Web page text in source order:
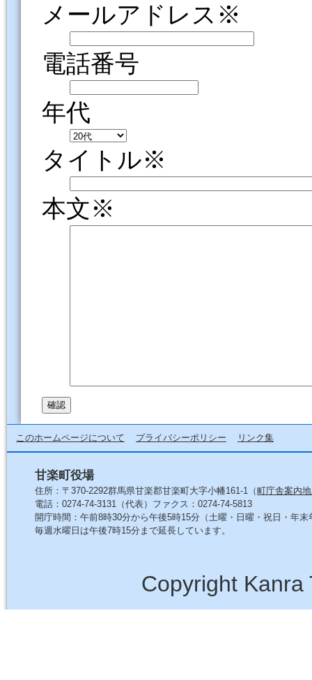
メールアドレス※
電話番号
年代
タイトル※
本文※
このホームページについて プライバシーポリシー リンク集
甘楽町役場
住所：〒370-2292群馬県甘楽郡甘楽町大字小幡161-1（町庁舎案内
電話：0274-74-3131（代表）ファクス：0274-74-5813
開庁時間：午前8時30分から午後5時15分（土曜・日曜・祝日・年末
毎週水曜日は午後7時15分まで延長しています。
Copyright Kanra